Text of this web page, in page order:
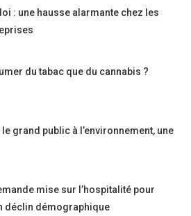
: une hausse alarmante chez les
du tabac que du cannabis ?
grand public à l’environnement, une
mise sur l’hospitalité pour
déclin démographique